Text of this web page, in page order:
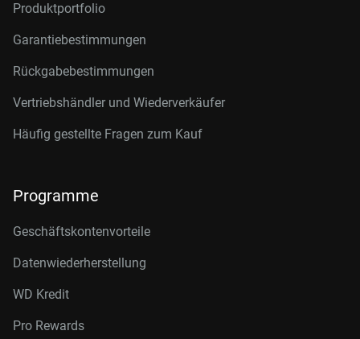
Produktportfolio
Garantiebestimmungen
Rückgabebestimmungen
Vertriebshändler und Wiederverkäufer
Häufig gestellte Fragen zum Kauf
Programme
Geschäftskontenvorteile
Datenwiederherstellung
WD Kredit
Pro Rewards